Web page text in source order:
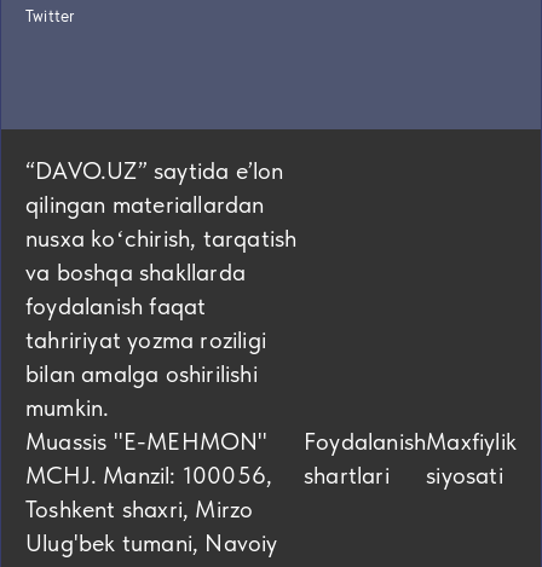
Twitter
“DAVO.UZ” saytida eʼlon
qilingan materiallardan
nusxa koʻchirish, tarqatish
va boshqa shakllarda
foydalanish faqat
tahririyat yozma roziligi
bilan amalga oshirilishi
mumkin.
Muassis "E-MEHMON"
MCHJ. Manzil: 100056,
Toshkent shaxri, Mirzo
Ulug'bek tumani, Navoiy
Foydalanish
shartlari
Maxfiylik
siyosati